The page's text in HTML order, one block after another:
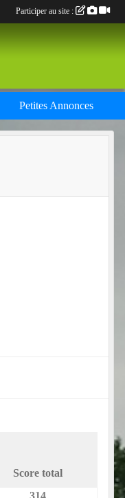
Petites Annonces
Score total
314
Participer au site :